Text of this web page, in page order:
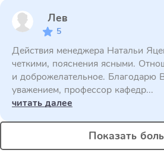
Лев
5
Действия менеджера Натальи
четкими, пояснения ясными.
и доброжелательное. Благодарю
уважением, профессор кафедр...
читать далее
Показать